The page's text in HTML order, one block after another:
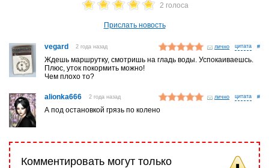
2 голоса
Прислать новость
vegard 2 года назад лично #
Ждешь маршрутку, смотришь на гладь воды. Успокаиваешсь.
Плюс, уток покормить можно!
Чем плохо то?
alionka666 2 года назад лично #
А под остановкой грязь по колено
Комментировать могут только